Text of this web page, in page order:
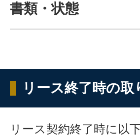
書類・状態
リース終了時の取
リース契約終了時に以